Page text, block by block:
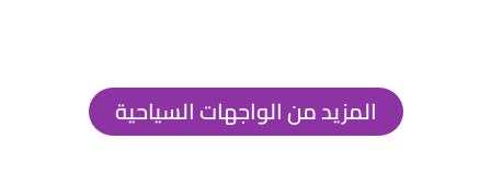
المزيد من الواجهات السياحية